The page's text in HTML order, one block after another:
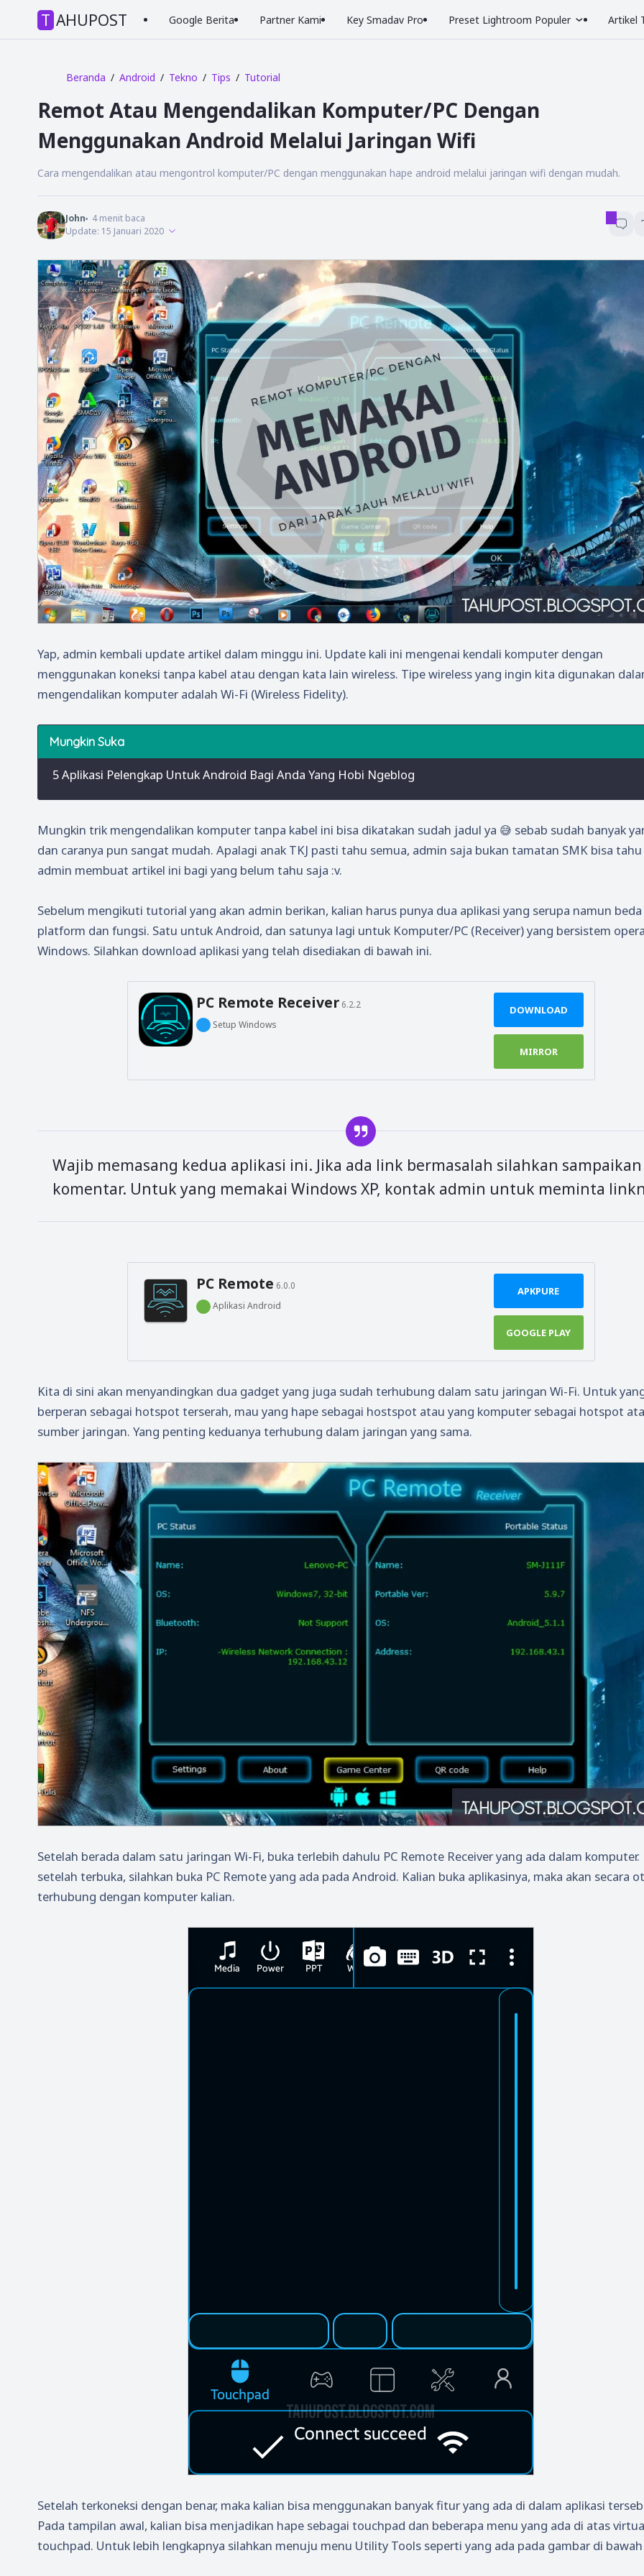
TAHUPOST Google Berita Partner Kami Key Smadav Pro Preset Lightroom Populer Artikel
Beranda Android Tekno Tips Tutorial
Remot Atau Mengendalikan Komputer/PC Dengan
Menggunakan Android Melalui Jaringan Wifi
Cara mengendalikan atau mengontrol komputer/PC dengan menggunakan hape android melalui jaringan wifi dengan mudah.
John 4menit baca
Update: 15 Januari 2020
Yap, admin kembali update artikel dalam minggu ini. Update kali ini mengenai kendali komputer dengan
menggunakan koneksi tanpa kabel atau dengan kata lain wireless. Tipe wireless yang ingin kita digunakan
mengendalikan komputer adalah Wi-Fi (Wireless Fidelity).
5 Aplikasi Pelengkap Untuk Android Bagi Anda Yang Hobi Ngeblog
Mungkin trik mengendalikan komputer tanpa kabel ini bisa dikatakan sudah jadul ya 😅 sebab sudah banyak
dan caranya pun sangat mudah. Apalagi anak TKJ pasti tahu semua, admin saja bukan tamatan SMK bisa tahu
admin membuat artikel ini bagi yang belum tahu saja :v.
Sebelum mengikuti tutorial yang akan admin berikan, kalian harus punya dua aplikasi yang serupa namun beda
platform dan fungsi. Satu untuk Android, dan satunya lagi untuk Komputer/PC (Receiver) yang bersistem
Windows. Silahkan download aplikasi yang telah disediakan di bawah ini.
PC Remote Receiver 6.2.2
Setup Windows
DOWNLOAD
MIRROR
Wajib memasang kedua aplikasi ini. Jika ada link bermasalah silahkan
komentar. Untuk yang memakai Windows XP, kontak admin untuk meminta
PC Remote 6.0.0
Aplikasi Android
APKPURE
GOOGLE PLAY
Kita di sini akan menyandingkan dua gadget yang juga sudah terhubung dalam satu jaringan Wi-Fi. Untuk
berperan sebagai hotspot terserah, mau yang hape sebagai hostspot atau yang komputer sebagai hotspot
sumber jaringan. Yang penting keduanya terhubung dalam jaringan yang sama.
Setelah berada dalam satu jaringan Wi-Fi, buka terlebih dahulu PC Remote Receiver yang ada dalam komputer.
setelah terbuka, silahkan buka PC Remote yang ada pada Android. Kalian buka aplikasinya, maka akan secara
terhubung dengan komputer kalian.
Setelah terkoneksi dengan benar, maka kalian bisa menggunakan banyak fitur yang ada di dalam aplikasi
Pada tampilan awal, kalian bisa menjadikan hape sebagai touchpad dan beberapa menu yang ada di atas
touchpad. Untuk lebih lengkapnya silahkan menuju menu Utility Tools seperti yang ada pada gambar di